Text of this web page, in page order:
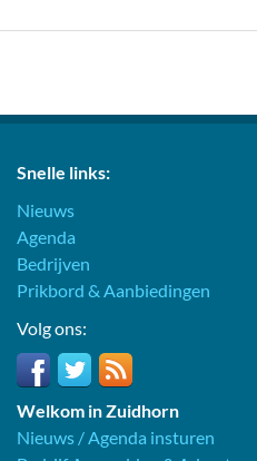
Snelle links:
Nieuws
Agenda
Bedrijven
Prikbord & Aanbiedingen
Volg ons:
Welkom in Zuidhorn
Nieuws / Agenda insturen